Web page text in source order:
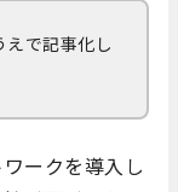
で記事化し
ークを導入し